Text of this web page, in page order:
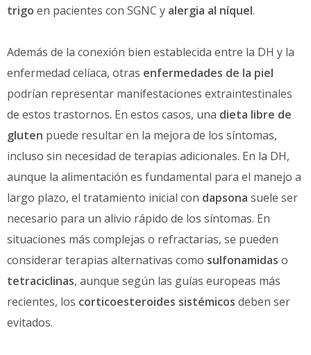
trigo en pacientes con SGNC y alergia al níquel.
Además de la conexión bien establecida entre la DH y la
enfermedad celíaca, otras enfermedades de la piel
podrían representar manifestaciones extraintestinales
de estos trastornos. En estos casos, una dieta libre de
gluten puede resultar en la mejora de los síntomas,
incluso sin necesidad de terapias adicionales. En la DH,
aunque la alimentación es fundamental para el manejo a
largo plazo, el tratamiento inicial con dapsona suele ser
necesario para un alivio rápido de los síntomas. En
situaciones más complejas o refractarias, se pueden
considerar terapias alternativas como sulfonamidas o
tetraciclinas, aunque según las guías europeas más
recientes, los corticoesteroides sistémicos deben ser
evitados.